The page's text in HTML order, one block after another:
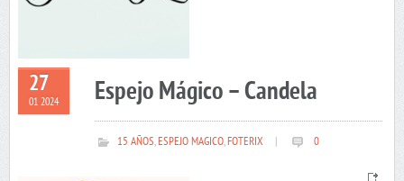
27
01 2024 Espejo Mágico – Candela
15 AÑOS,ESPEJO MAGICO,FOTERIX 0